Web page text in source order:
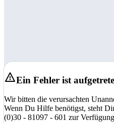
Ein Fehler ist
Wir bitten die verursachten
Wenn Du Hilfe benötigst, steht
(0)30 - 81097 - 601 zur